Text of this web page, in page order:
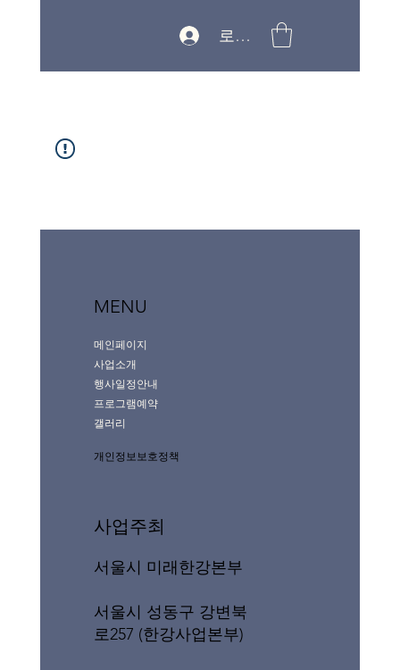
로그인
MENU
메인페이지
사업소개
행사일정안내
프로그램예약
갤러리
개인정보보호정책
사업주최
서울시 미래한강본부
서울시 성동구 강변북
로257 (한강사업본부)